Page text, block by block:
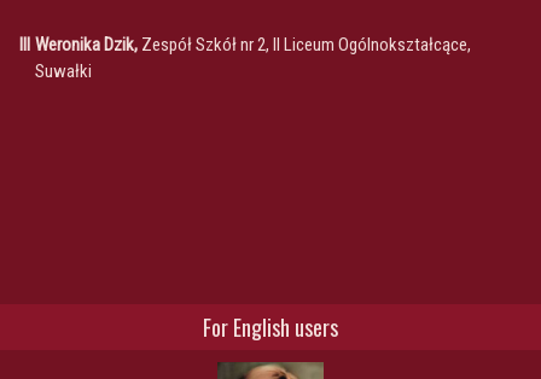
III Weronika Dzik, Zespół Szkół nr 2, II Liceum Ogólnokształcące,
Suwałki
For English users